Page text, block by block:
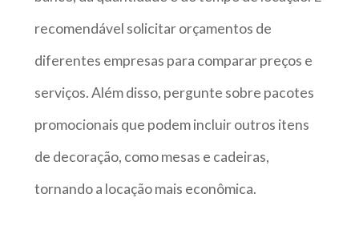
recomendável solicitar orçamentos de
diferentes empresas para comparar preços e
serviços. Além disso, pergunte sobre pacotes
promocionais que podem incluir outros itens
de decoração, como mesas e cadeiras,
tornando a locação mais econômica.